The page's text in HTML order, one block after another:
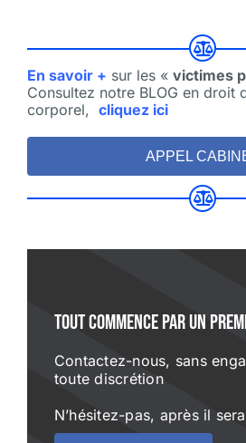
En savoir + sur les « victimes
Consultez notre BLOG en droit
corporel, cliquez ici
APPEL
Tout commence par un
Contactez-nous, sans
toute discrétion
N’hésitez-pas, après il